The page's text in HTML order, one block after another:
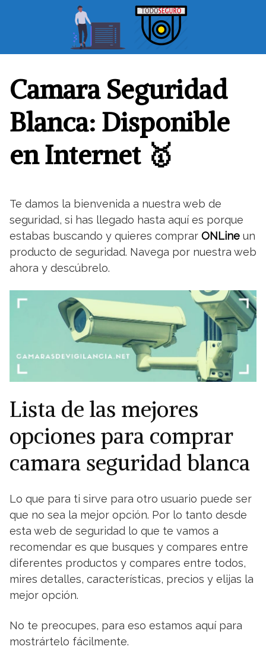
Camara Seguridad
Blanca: Disponible
en Internet 🥇
Te damos la bienvenida a nuestra web de
seguridad, si has llegado hasta aquí es porque
estabas buscando y quieres comprar ONLine un
producto de seguridad. Navega por nuestra web
ahora y descúbrelo.
Lista de las mejores
opciones para comprar
camara seguridad blanca
Lo que para ti sirve para otro usuario puede ser
que no sea la mejor opción. Por lo tanto desde
esta web de seguridad lo que te vamos a
recomendar es que busques y compares entre
diferentes productos y compares entre todos,
mires detalles, características, precios y elijas la
mejor opción.
No te preocupes, para eso estamos aquí para
mostrártelo fácilmente.